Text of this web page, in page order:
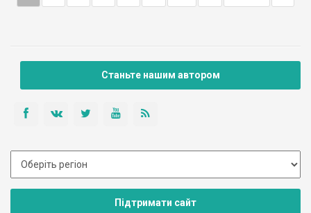
Станьте нашим автором
Підтримати сайт